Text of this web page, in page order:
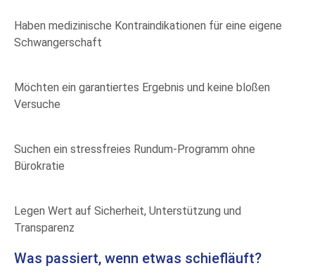
Haben medizinische Kontraindikationen für eine eigene
Schwangerschaft
Möchten ein garantiertes Ergebnis und keine bloßen
Versuche
Suchen ein stressfreies Rundum-Programm ohne
Bürokratie
Legen Wert auf Sicherheit, Unterstützung und
Transparenz
Was passiert, wenn etwas schiefläuft?